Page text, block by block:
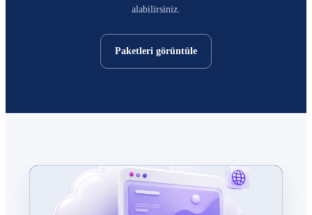
alabilirsiniz.
Paketleri görüntüle